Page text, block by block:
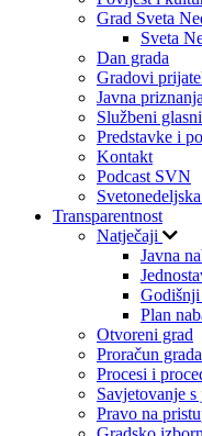
Grad Sveta
Sveta
Dan grada
Gradovi
Javna priznanja
Službeni
Predstavke i
Kontakt
Podcast SVN
Transparentnost
Natječaji
Javna
Godišnji
Plan
Otvoreni grad
Proračun
Procesi i
Savjetovanje s
Pravo na